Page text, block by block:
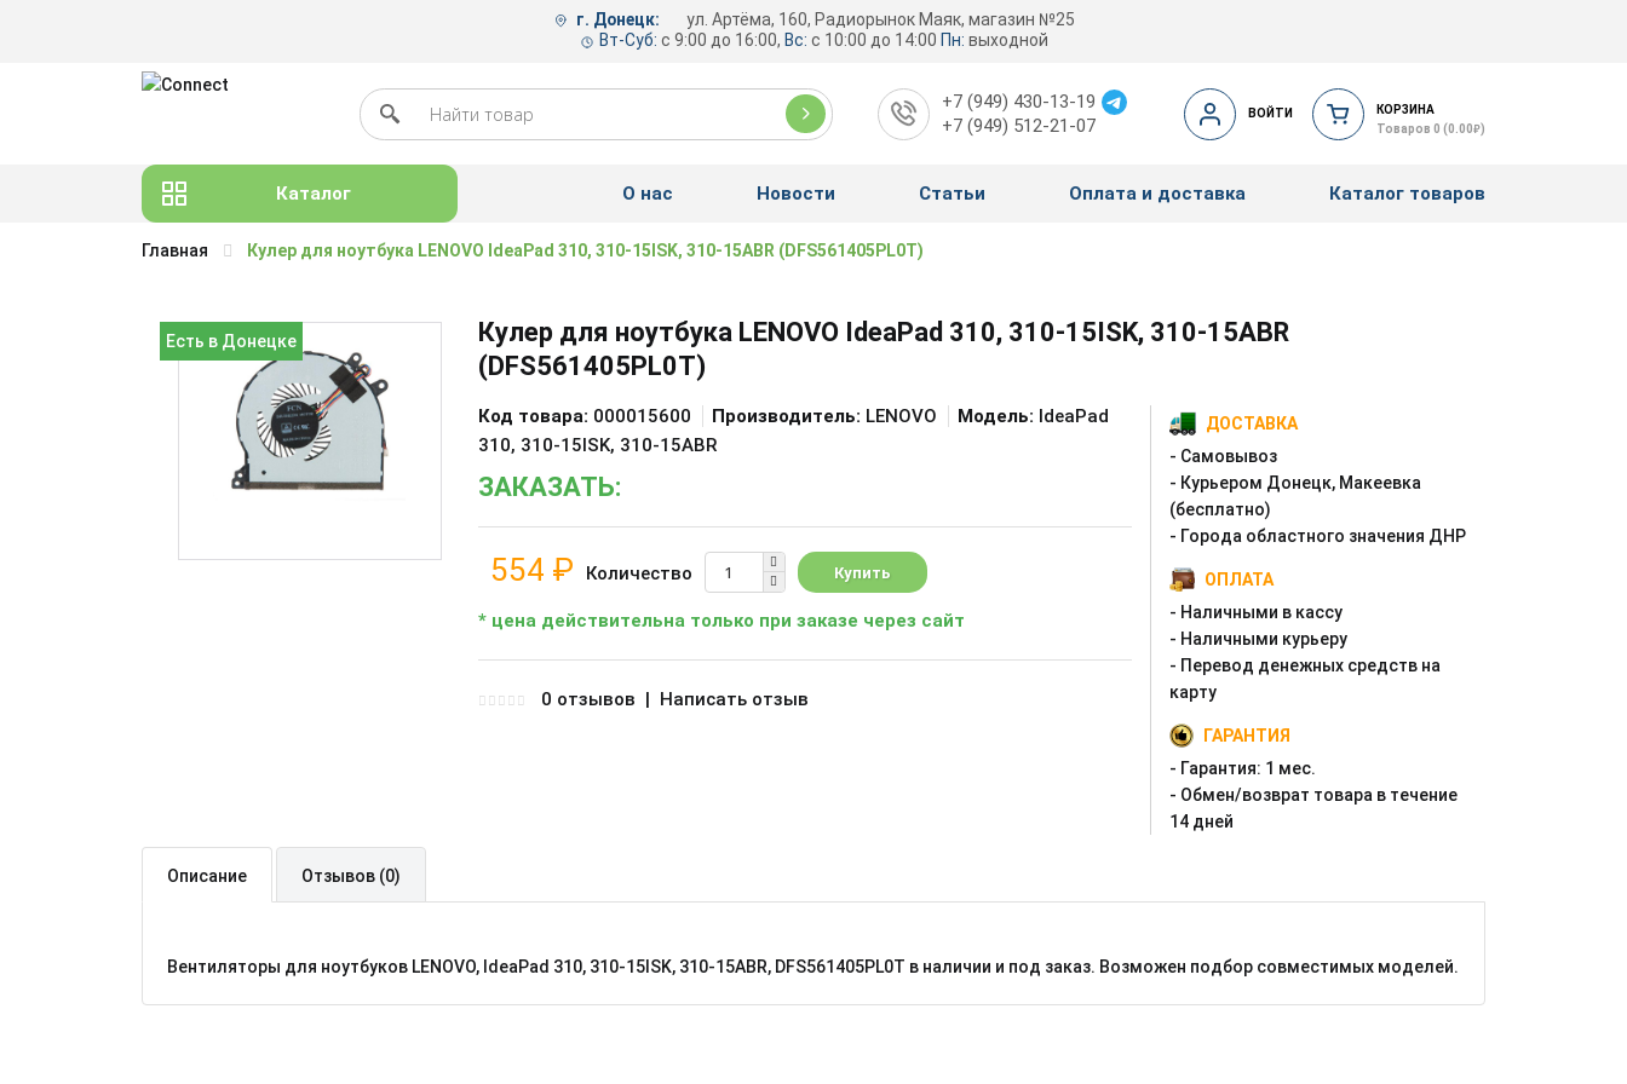
г. Донецк:
ул. Артёма, 160, Радиорынок Маяк, магазин №25
Вт-Суб: с 9:00 до 16:00, Вс: с 10:00 до 14:00 Пн: выходной
+7 (949) 430-13-19
+7 (949) 512-21-07
ВОЙТИ
КОРЗИНА
Товаров 0 (0.00₽)
Каталог О нас Новости Статьи Оплата и доставка Каталог товаров
Главная Кулер для ноутбука LENOVO IdeaPad 310, 310-15ISK, 310-15ABR (DFS561405PL0T)
Есть в Донецке
Кулер для ноутбука LENOVO IdeaPad 310, 310-15ISK, 310-15ABR
(DFS561405PL0T)
Код товара: 000015600 Производитель: LENOVO Модель: IdeaPad
310, 310-15ISK, 310-15ABR
ЗАКАЗАТЬ:
554 ₽ Количество
* цена действительна только при заказе через сайт
0 отзывов | Написать отзыв
ДОСТАВКА
- Самовывоз
- Курьером Донецк, Макеевка
(бесплатно)
- Города областного значения ДНР
ОПЛАТА
- Наличными в кассу
- Наличными курьеру
- Перевод денежных средств на
карту
ГАРАНТИЯ
- Гарантия: 1 мес.
- Oбмен/возврат товара в течение
14 дней
Описание Отзывов (0)
Вентиляторы для ноутбуков LENOVO, IdeaPad 310, 310-15ISK, 310-15ABR, DFS561405PL0T в наличии и под заказ. Возможен подбор совместимых моделей.